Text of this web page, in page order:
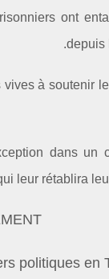
ont
depuis
à soutenir
dans un
leur rétablira
politiques en